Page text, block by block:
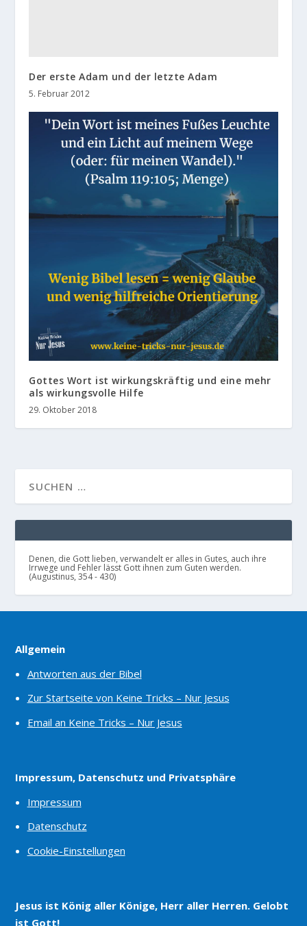
Der erste Adam und der letzte Adam
5. Februar 2012
Gottes Wort ist wirkungskräftig und eine mehr
als wirkungsvolle Hilfe
29. Oktober 2018
Denen, die Gott lieben, verwandelt er alles in Gutes, auch ihre
Irrwege und Fehler lässt Gott ihnen zum Guten werden.
(Augustinus, 354 - 430)
Allgemein
Antworten aus der Bibel
Zur Startseite von Keine Tricks – Nur Jesus
Email an Keine Tricks – Nur Jesus
Impressum, Datenschutz und Privatsphäre
Impressum
Datenschutz
Cookie-Einstellungen
Jesus ist König aller Könige, Herr aller Herren. Gelobt
ist Gott!